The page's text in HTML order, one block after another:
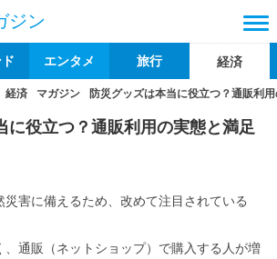
ジン
エンタメ 旅行 経済
経済 マガジン 防災グッズは本当に役立つ？通販利
に役立つ？通販利用の実態と満足
害に備えるため、改めて注目されている
、通販（ネットショップ）で購入する人が増